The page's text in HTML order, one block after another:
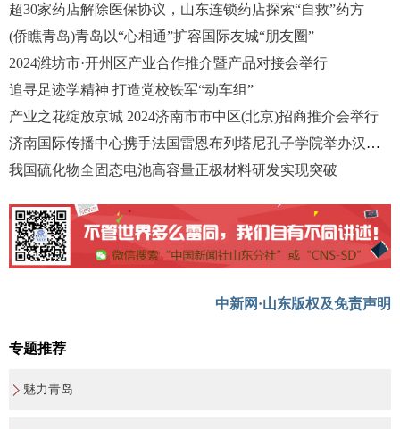
超30家药店解除医保协议，山东连锁药店探索“自救”药方
(侨瞧青岛)青岛以“心相通”扩容国际友城“朋友圈”
2024潍坊市·开州区产业合作推介暨产品对接会举行
追寻足迹学精神 打造党校铁军“动车组”
产业之花绽放京城 2024济南市市中区(北京)招商推介会举行
济南国际传播中心携手法国雷恩布列塔尼孔子学院举办汉服文化主题活动
我国硫化物全固态电池高容量正极材料研发实现突破
中新网·山东版权及免责声明
专题推荐
魅力青岛